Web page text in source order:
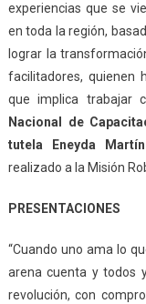
experiencias que se
en toda la región,
lograr la
facilitadores, quienen
que implica trabajar
Nacional de
tutela Eneyda
realizado a la Misión
PRESENTACIONES
“Cuando uno ama lo
arena cuenta y todos
revolución, con